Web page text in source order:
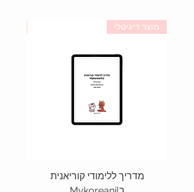
מוצר דיגיטלי
מדריך ללימודי קוריאנית